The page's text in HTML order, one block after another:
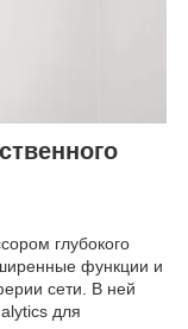
глубокого
функции и
сети. В ней
для